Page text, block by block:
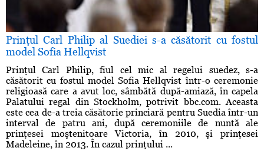
Prinţul Carl Philip al Suediei s-a căsătorit cu fostul
model Sofia Hellqvist
Prinţul Carl Philip, fiul cel mic al regelui suedez, s-a
căsătorit cu fostul model Sofia Hellqvist într-o ceremonie
religioasă care a avut loc, sâmbătă după-amiază, în capela
Palatului regal din Stockholm, potrivit bbc.com. Aceasta
este cea de-a treia căsătorie princiară pentru Suedia într-un
interval de patru ani, după ceremoniile de nuntă ale
prinţesei moştenitoare Victoria, în 2010, şi prinţesei
Madeleine, în 2013. În cazul prinţului ...